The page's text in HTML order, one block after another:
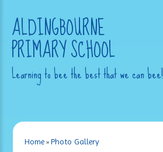
ALDINGBOURNE
PRIMARY SCHOOL
Learning to bee the best that we can bee!
Home »Photo Gallery